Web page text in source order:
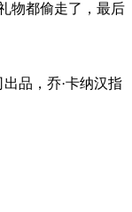
物都偷走了，最后
品，乔·卡纳汉指